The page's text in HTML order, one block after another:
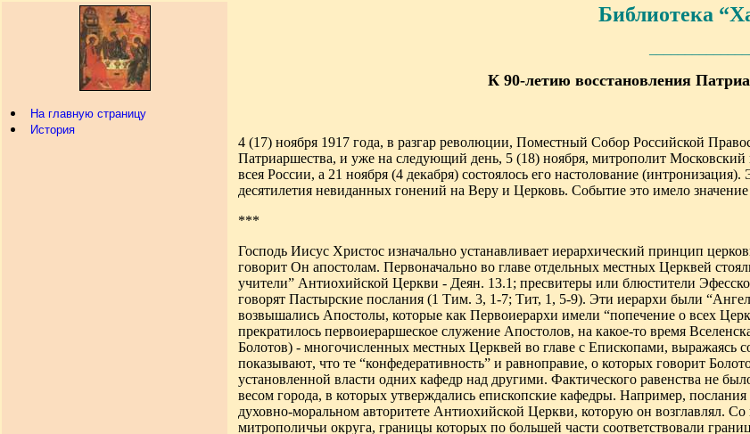
На главную страницу
История
Библиотека
К 90-летию восстановления
4 (17) ноября 1917 года, в разгар революции, Поместный Собор Российской
Патриаршества, и уже на следующий день, 5 (18) ноября, митрополит
всея России, а 21 ноября (4 декабря) состоялось его настолование
десятилетия невиданных гонений на Веру и Церковь. Событие это имело
***
Господь Иисус Христос изначально устанавливает иерархический принцип
говорит Он апостолам. Первоначально во главе отдельных местных Церквей
учители” Антиохийской Церкви - Деян. 13.1; пресвитеры или блюстители
говорят Пастырские послания (1 Тим. 3, 1-7; Тит, 1, 5-9). Эти иерархи были
возвышались Апостолы, которые как Первоиерархи имели “попечение о всех
прекратилось первоиераршеское служение Апостолов, на какое-то время
Болотов) - многочисленных местных Церквей во главе с Епископами, выражаясь
показывают, что те “конфедеративность” и равноправие, о которых говорит
установленной власти одних кафедр над другими. Фактического равенства не
весом города, в которых утверждались епископские кафедры. Например,
духовно-моральном авторитете Антиохийской Церкви, которую он возглавлял. Со
митрополичьи округа, границы которых по большей части соответствовали